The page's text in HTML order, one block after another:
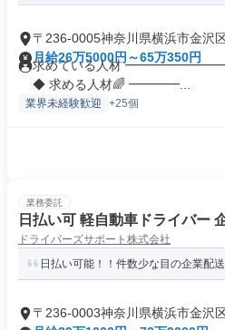
〒236-0005神奈川県横浜市金沢
月給26万5000円～65万350円
求めている人材
◆ 求める人材🌈 ━━━━...
業界未経験歓迎 +25個
業務委託
日払い可 軽自動車ドライバー
ドライバーズサポート株式会社
日払い可能！！件数少な目の企業配
〒236-0003神奈川県横浜市金沢